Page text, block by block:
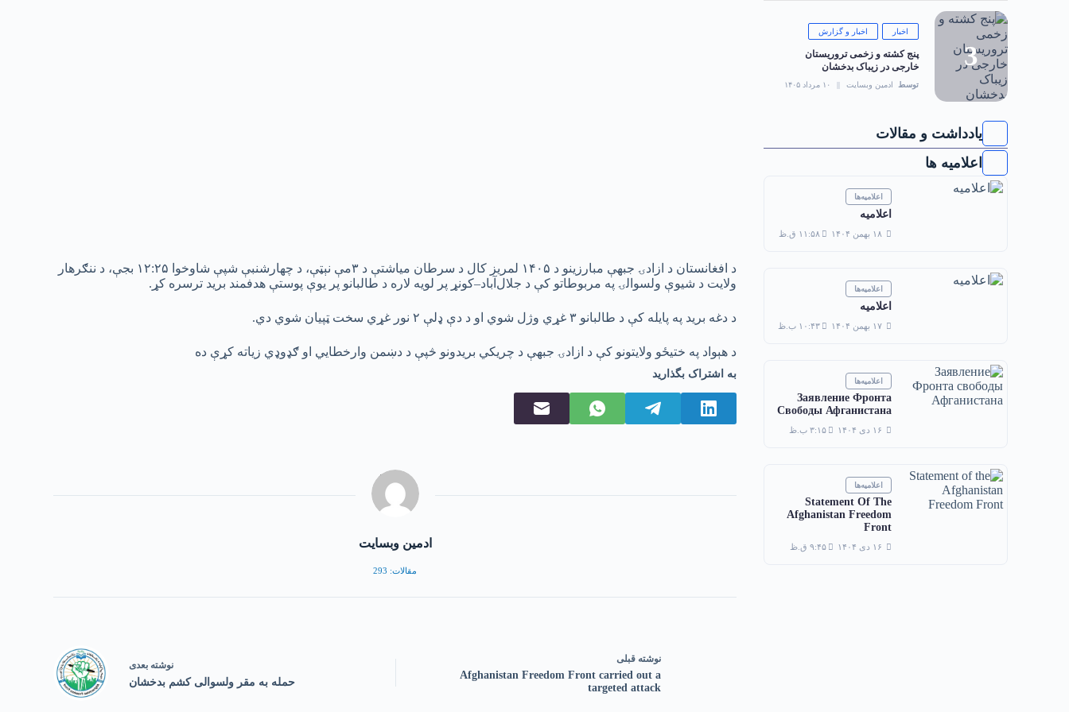
د افغانستان د ازادۍ جبهې مبارزینو د ۱۴۰۵ لمریز کال د سرطان میاشتې د ۳مې نېټې، د چهارشنبې شپې شاوخوا ۱۲:۲۵ بجې، د ننګرهار
ولایت د شیوې ولسوالۍ په مربوطاتو کې د جلال‌آباد–کونړ پر لویه لاره د طالبانو پر یوې پوستې هدفمند برید ترسره کړ.
د دغه برید په پایله کې د طالبانو ۳ غړي وژل شوي او د دې ډلې ۲ نور غړي سخت ټپیان شوي دي.
د هېواد په ختیځو ولایتونو کې د ازادۍ جبهې د چریکي بریدونو څپې د دښمن وارخطایي او ګډوډي زیاته کړې ده
به اشتراک بگذارید
ادمین وبسایت
مقالات: 293
نوشته قبلی
Afghanistan Freedom Front carried out a
targeted attack
نوشته بعدی
حمله به مقر ولسوالی کشم بدخشان
اخبار اخبار و گزارش
‏پنج کشته و زخمی تروریستان
خارجی در زیباک بدخشان
توسط ادمین وبسایت ۱۰ مرداد ۱۴۰۵
یادداشت و مقالات
اعلامیه ها
اعلامیه‌ها
اعلامیه
۱۸ بهمن ۱۴۰۴ ۱۱:۵۸ ق.ظ
اعلامیه‌ها
اعلامیه
۱۷ بهمن ۱۴۰۴ ۱۰:۴۳ ب.ظ
اعلامیه‌ها
Заявление Фронта
Свободы Афганистана
۱۶ دی ۱۴۰۴ ۳:۱۵ ب.ظ
اعلامیه‌ها
Statement Of The
Afghanistan Freedom
Front
۱۶ دی ۱۴۰۴ ۹:۴۵ ق.ظ